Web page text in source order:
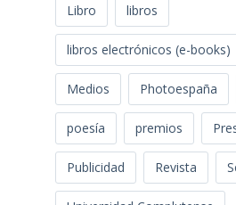
Libro libros
libros electrónicos (e-books)
Medios Photoespaña
poesía premios
Publicidad Revista